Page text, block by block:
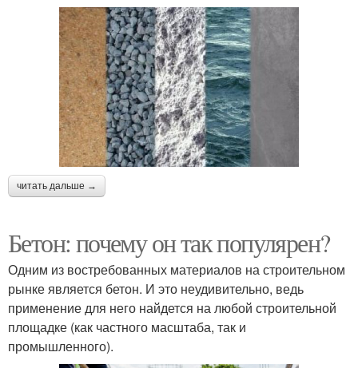
читать дальше →
Бетон: почему он так популярен?
Одним из востребованных материалов на строительном
рынке является бетон. И это неудивительно, ведь
применение для него найдется на любой строительной
площадке (как частного масштаба, так и
промышленного).